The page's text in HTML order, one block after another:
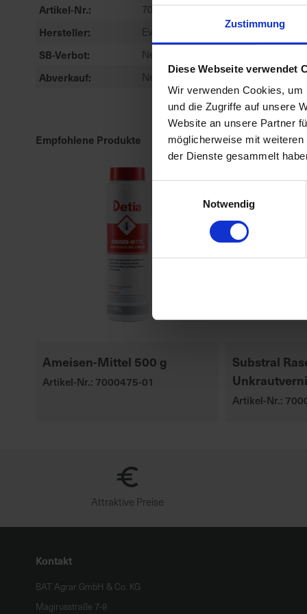
Zustimmung
Diese Webseite verwendet
Wir verwenden Cookies,
und die Zugriffe auf unsere
Website an unsere Partner
möglicherweise mit
der Dienste gesammelt
Notwendig
Artikel-Nr. 7000135-01
Hersteller Evergreen
SB-Verbot Nein
Abverkauf Nein
Empfohlene Produkte
Ameisen-Mittel 500 g
Artikel-Nr.: 7000475-01
Substral
Artikel-Nr.:
Attraktive Preise
Kontakt
BAT Agrar GmbH & Co. KG
Magirusstraße 7-9